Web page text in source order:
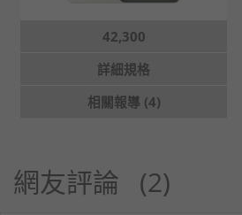
42,300
詳細規格
相關報導 (4)
網友評論 2